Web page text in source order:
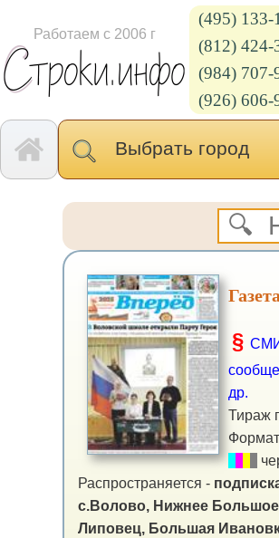
Работаем с 2006 г
(495)
(812)
(984)
(926)
Выбрать город
§СМИ
др.
Тираж
Формат
Распространяется -
с.Волово, Нижнее
Липовец, Большая